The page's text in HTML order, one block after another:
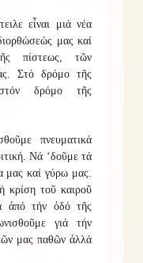
εἶναι μιά νέα
μας καί
πίστεως, τῶν
Στό δρόμο τῆς
δρόμο τῆς
πνευματικά
Νά ‘δοῦμε τά
μας καί γύρω μας.
κρίση τοῦ καιροῦ
ἀπό τήν ὁδό τῆς
γιά τήν
μας παθῶν ἀλλά